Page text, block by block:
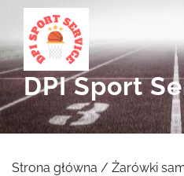
content
DPI Sport
Strona główna / Żarówki